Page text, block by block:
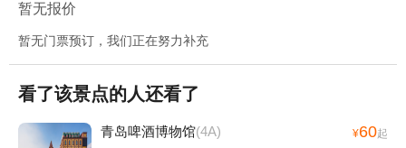
暂无报价
暂无门票预订，我们正在努力补充
看了该景点的人还看了
青岛啤酒博物馆(4A) ¥60起